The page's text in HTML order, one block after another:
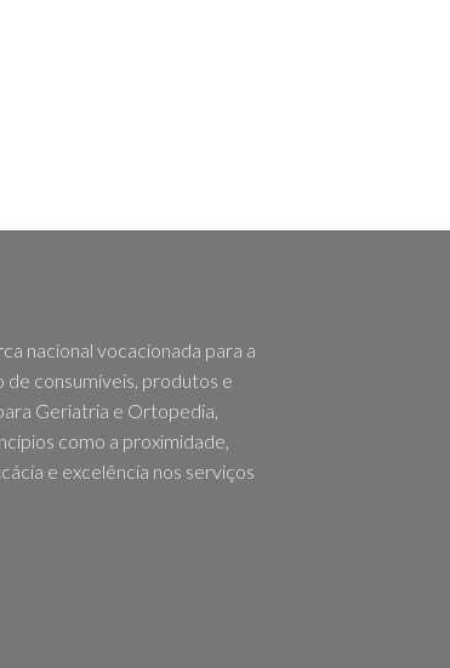
nacional vocacionada para a
de consumíveis, produtos e
Geriatria e Ortopedia,
como a proximidade,
e excelência nos serviços